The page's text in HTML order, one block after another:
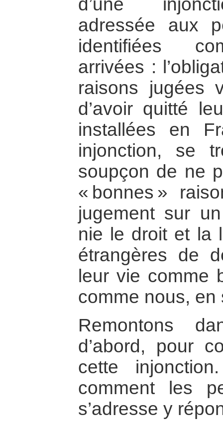
d’une
adressée aux
identifiées
arrivées :
raisons jugées
d’avoir quitté
installées en
injonction, se
soupçon de ne
« bonnes »
jugement sur
nie le droit et la
étrangères de
leur vie comme
comme nous, en
Remontons
d’abord, pour
cette
comment les
s’adresse y